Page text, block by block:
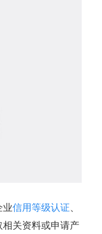
业信用等级认证、
关资料或申请产